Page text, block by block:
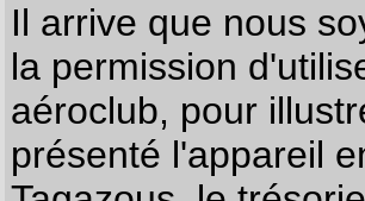
Il arrive que nous
la permission
aéroclub, pour
présenté l'appareil